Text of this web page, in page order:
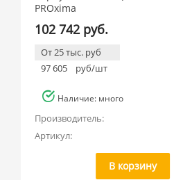
PROxima
102 742 руб.
От 25 тыс. руб
97 605
руб/шт
Наличие: много
Производитель:
Артикул:
В корзину